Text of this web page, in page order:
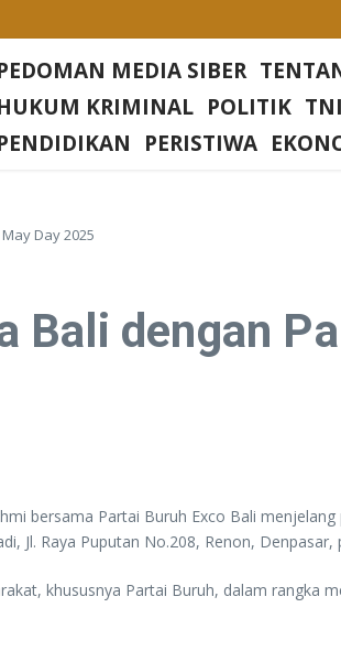
Polres Bangka Barat
Tengah Kabupaten Sukabumi
Pimpin Wilayah Baru
MEDIA SIBER
KRIMINAL POLITIK
PERISTIWA
Day 2025
dengan
bersama Partai Buruh Exco Bali
Jl. Raya Puputan No.208, Renon, Denpasar,
khususnya Partai Buruh, dalam rangka